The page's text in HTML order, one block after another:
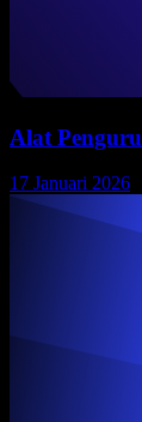
Alat
17 Januari 2026